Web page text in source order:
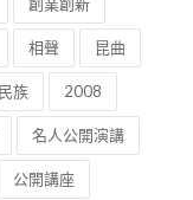
鑒賞
創業創新
昆曲
2008
名人公開演講